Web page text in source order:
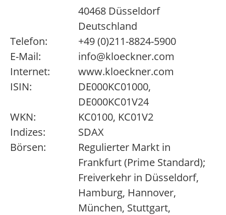
40468 Düsseldorf
Deutschland
Telefon:
+49 (0)211-8824-5900
E-Mail:
info@kloeckner.com
Internet:
www.kloeckner.com
ISIN:
DE000KC01000,
DE000KC01V24
WKN:
KC0100, KC01V2
Indizes:
SDAX
Börsen:
Regulierter Markt in
Frankfurt (Prime Standard);
Freiverkehr in Düsseldorf,
Hamburg, Hannover,
München, Stuttgart,